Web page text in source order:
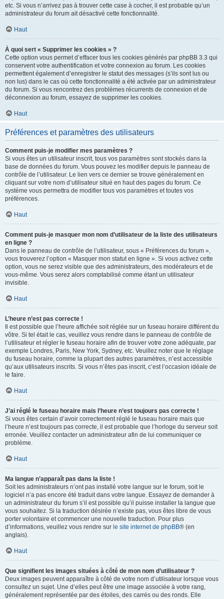
etc. Si vous n’arrivez pas à trouver cette case à cocher, il est probable qu’un
administrateur du forum ait désactivé cette fonctionnalité.
Haut
À quoi sert « Supprimer les cookies » ?
Cette option vous permet d’effacer tous les cookies générés par phpBB 3.3 qui
conservent votre authentification et votre connexion au forum. Les cookies
permettent également d’enregistrer le statut des messages (s’ils sont lus ou
non lus) dans le cas où cette fonctionnalité a été activée par un administrateur
du forum. Si vous rencontrez des problèmes récurrents de connexion et de
déconnexion au forum, essayez de supprimer les cookies.
Haut
Préférences et paramètres des utilisateurs
Comment puis-je modifier mes paramètres ?
Si vous êtes un utilisateur inscrit, tous vos paramètres sont stockés dans la
base de données du forum. Vous pouvez les modifier depuis le panneau de
contrôle de l’utilisateur. Le lien vers ce dernier se trouve généralement en
cliquant sur votre nom d’utilisateur situé en haut des pages du forum. Ce
système vous permettra de modifier tous vos paramètres et toutes vos
préférences.
Haut
Comment puis-je masquer mon nom d’utilisateur de la liste des utilisateurs
en ligne ?
Dans le panneau de contrôle de l’utilisateur, sous « Préférences du forum »,
vous trouverez l’option « Masquer mon statut en ligne ». Si vous activez cette
option, vous ne serez visible que des administrateurs, des modérateurs et de
vous-même. Vous serez alors comptabilisé comme étant un utilisateur
invisible.
Haut
L’heure n’est pas correcte !
Il est possible que l’heure affichée soit réglée sur un fuseau horaire différent du
vôtre. Si tel était le cas, veuillez vous rendre dans le panneau de contrôle de
l’utilisateur et régler le fuseau horaire afin de trouver votre zone adéquate, par
exemple Londres, Paris, New York, Sydney, etc. Veuillez noter que le réglage
du fuseau horaire, comme la plupart des autres paramètres, n’est accessible
qu’aux utilisateurs inscrits. Si vous n’êtes pas inscrit, c’est l’occasion idéale de
le faire.
Haut
J’ai réglé le fuseau horaire mais l’heure n’est toujours pas correcte !
Si vous êtes certain d’avoir correctement réglé le fuseau horaire mais que
l’heure n’est toujours pas correcte, il est probable que l’horloge du serveur soit
erronée. Veuillez contacter un administrateur afin de lui communiquer ce
problème.
Haut
Ma langue n’apparaît pas dans la liste !
Soit les administrateurs n’ont pas installé votre langue sur le forum, soit le
logiciel n’a pas encore été traduit dans votre langue. Essayez de demander à
un administrateur du forum s’il est possible qu’il puisse installer la langue que
vous souhaitez. Si la traduction désirée n’existe pas, vous êtes libre de vous
porter volontaire et commencer une nouvelle traduction. Pour plus
d’informations, veuillez vous rendre sur le site internet de phpBB® (en
anglais).
Haut
Que signifient les images situées à côté de mon nom d’utilisateur ?
Deux images peuvent apparaître à côté de votre nom d’utilisateur lorsque vous
consultez un sujet. Une d’elles peut être une image associée à votre rang,
généralement représentée par des étoiles, des carrés ou des ronds. Elle